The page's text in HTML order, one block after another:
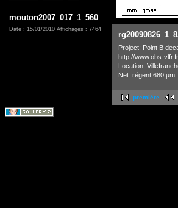
mouton2007_017_1_560
Date : 15/01/2010 Affichages : 7464
Project: Point B
http://www.obs-
Location:
Net: régent 680 µm
première